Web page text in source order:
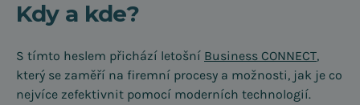
Kdy a kde?
S tímto heslem přichází letošní Business CONNECT,
který se zaměří na firemní procesy a možnosti, jak je co
nejvíce zefektivnit pomocí moderních technologií.